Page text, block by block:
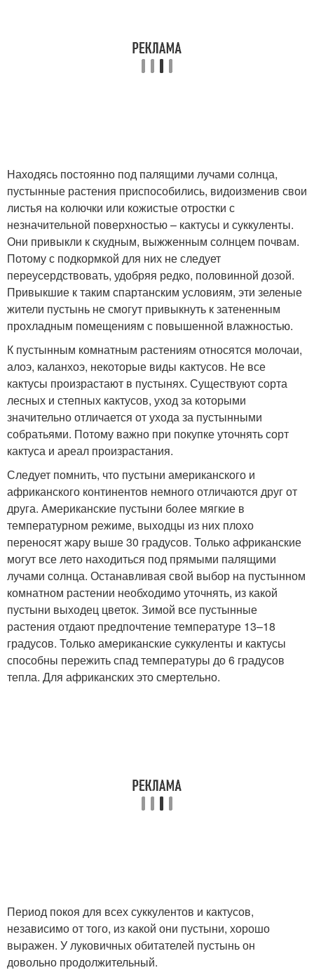
Находясь постоянно под палящими лучами солнца,
пустынные растения приспособились, видоизменив свои
листья на колючки или кожистые отростки с
незначительной поверхностью – кактусы и суккуленты.
Они привыкли к скудным, выжженным солнцем почвам.
Потому с подкормкой для них не следует
переусердствовать, удобряя редко, половинной дозой.
Привыкшие к таким спартанским условиям, эти зеленые
жители пустынь не смогут привыкнуть к затененным
прохладным помещениям с повышенной влажностью.
К пустынным комнатным растениям относятся молочаи,
алоэ, каланхоэ, некоторые виды кактусов. Не все
кактусы произрастают в пустынях. Существуют сорта
лесных и степных кактусов, уход за которыми
значительно отличается от ухода за пустынными
собратьями. Потому важно при покупке уточнять сорт
кактуса и ареал произрастания.
Следует помнить, что пустыни американского и
африканского континентов немного отличаются друг от
друга. Американские пустыни более мягкие в
температурном режиме, выходцы из них плохо
переносят жару выше 30 градусов. Только африканские
могут все лето находиться под прямыми палящими
лучами солнца. Останавливая свой выбор на пустынном
комнатном растении необходимо уточнять, из какой
пустыни выходец цветок. Зимой все пустынные
растения отдают предпочтение температуре 13–18
градусов. Только американские суккуленты и кактусы
способны пережить спад температуры до 6 градусов
тепла. Для африканских это смертельно.
Период покоя для всех суккулентов и кактусов,
независимо от того, из какой они пустыни, хорошо
выражен. У луковичных обитателей пустынь он
довольно продолжительный.